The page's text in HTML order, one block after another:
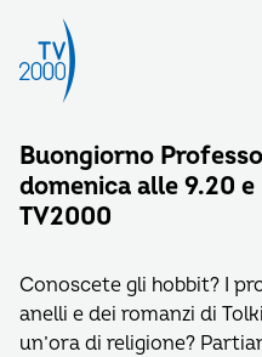
Buongiorno
domenica alle 9.20
TV2000
Conoscete gli hobbit? I
anelli e dei romanzi di
un’ora di religione?